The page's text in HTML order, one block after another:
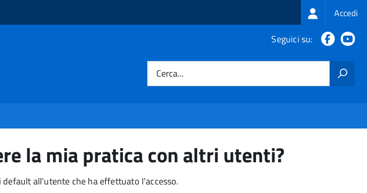
Login
menu
Accedi
Seguici su:
Cerca...
la mia pratica con altri utenti?
all'utente che ha effettuato l'accesso.